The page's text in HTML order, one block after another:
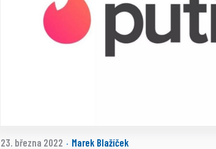
23. března 2022 · Marek Blažíček